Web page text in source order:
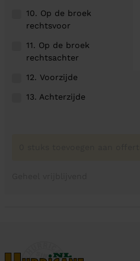
10. Op de broek
rechtsvoor
11. Op de broek
rechtsachter
12. Voorzijde
13. Achterzijde